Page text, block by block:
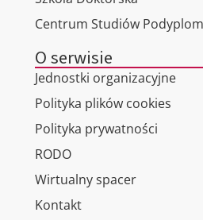
Centrum Studiów
O serwisie
Jednostki organizacyjne
Polityka plików cookies
Polityka prywatności
RODO
Wirtualny spacer
Kontakt